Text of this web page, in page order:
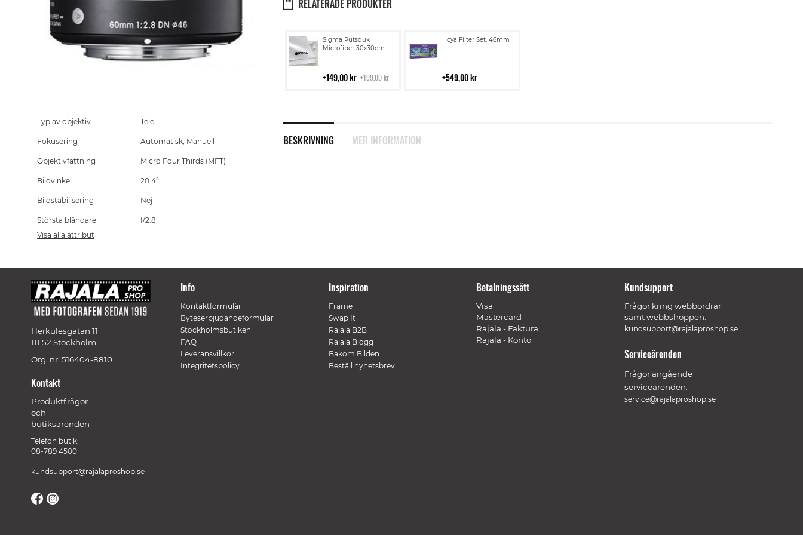
RELATERADE PRODUKTER
Sigma Putsduk
Microfiber 30x30cm
149,00 kr 199,00 kr
Lägg
till
Hoya Filter Set, 46mm
549,00 kr
Lägg
BESKRIVNING MER INFORMATION
the
images
Typ av objektiv Tele
Fokusering Automatisk, Manuell
Objektivfattning Micro Four Thirds (MFT)
Bildvinkel 20.4°
Bildstabilisering Nej
Största bländare
f/2.8
Visa alla attribut
Herkulesgatan 11
111 52 Stockholm
Org. nr: 516404-8810
Kontakt
Produktfrågor
och
butiksärenden
Telefon butik:
08-789 4500
kundsupport@rajalaproshop.se
Info
Kontaktformulär
Byteserbjudandeformulär
Stockholmsbutiken
FAQ
Leveransvillkor
Integritetspolicy
Inspiration
Frame
Swap It
Rajala B2B
Rajala Blogg
Bakom Bilden
Beställ nyhetsbrev
Betalningssätt
Visa
Mastercard
Rajala - Faktura
Rajala - Konto
Kundsupport
Frågor kring webbordrar
samt webbshoppen.
kundsupport@rajalaproshop.se
Serviceärenden
Frågor angående
serviceärenden.
service@rajalaproshop.se